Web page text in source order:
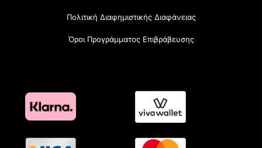
Πολιτική Διαφημιστικής Διαφάνειας
Όροι Προγράμματος Επιβράβευσης